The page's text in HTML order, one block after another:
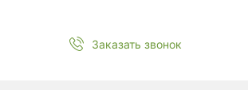
Заказать звонок